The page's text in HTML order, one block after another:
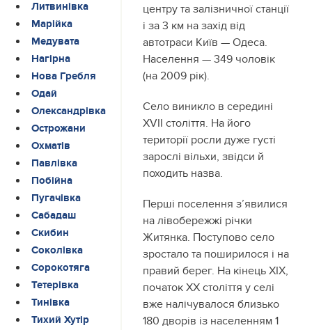
Литвинівка
Марійка
Медувата
Нагірна
Нова Гребля
Одай
Олександрівка
Острожани
Охматів
Павлівка
Побійна
Пугачівка
Сабадаш
Скибин
Соколівка
Сорокотяга
Тетерівка
Тинівка
Тихий Хутір
центру та залізничної станції
і за 3 км на захід від
автотраси Київ — Одеса.
Населення — 349 чоловік
(на 2009 рік).
Село виникло в середині
XVII століття. На його
території росли дуже густі
зарослі вільхи, звідси й
походить назва.
Перші поселення з’явилися
на лівобережжі річки
Житянка. Поступово село
зростало та поширилося і на
правий берег. На кінець XIX,
початок XX століття у селі
вже налічувалося близько
180 дворів із населенням 1